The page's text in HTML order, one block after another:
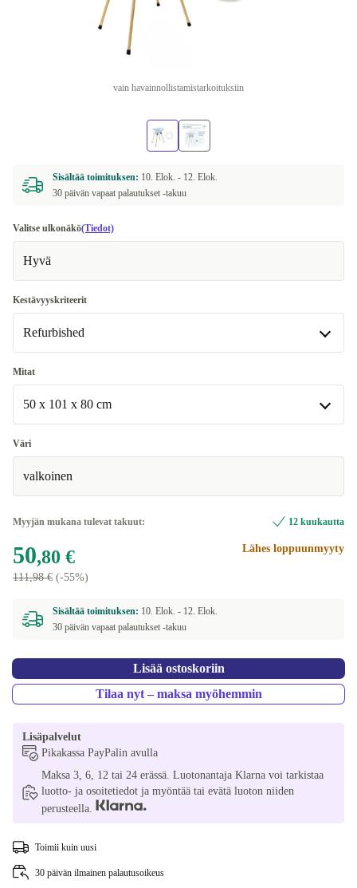
vain havainnollistamistarkoituksiin
Sisältää toimituksen: 10. Elok. - 12. Elok.
30 päivän vapaat palautukset -takuu
Valitse ulkonäkö(Tiedot)
Hyvä
Kestävyyskriteerit
Refurbished
Refurbished
Saatavilla muissa konfiguraatioissa
Ylijäämä | 50 x 27 x 80 cm
Mitat
50 x 101 x 80 cm
50 x 101 x 80 cm
Saatavilla muissa konfiguraatioissa
50 x 27 x 80 cm | Ylijäämä
Väri
valkoinen
Myyjän mukana tulevat takuut: 12 kuukautta
50,80 €
111,98 € (-55%)
Lähes loppuunmyyty
Sisältää toimituksen: 10. Elok. - 12. Elok.
30 päivän vapaat palautukset -takuu
Lisää ostoskoriin
Tilaa nyt – maksa myöhemmin
Lisäpalvelut
Pikakassa PayPalin avulla
Maksa 3, 6, 12 tai 24 erässä. Luotonantaja Klarna voi tarkistaa
luotto- ja osoitetiedot ja myöntää tai evätä luoton niiden
perusteella.
Toimii kuin uusi
30 päivän ilmainen palautusoikeus